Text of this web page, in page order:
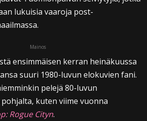
lukuisia vaaroja post-
Mainos
ensimmäisen kerran heinäkuussa
suuri 1980-luvun elokuvien fani.
pelejä 80-luvun
kuten viime vuonna
Rogue Cityn.